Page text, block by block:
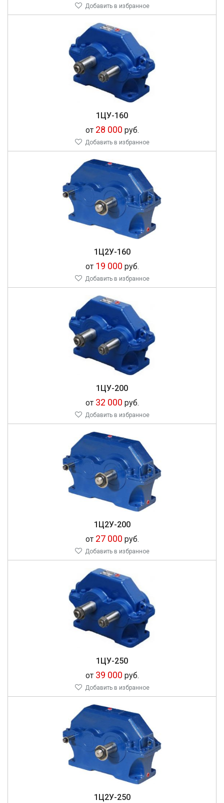
Добавить в избранное
1ЦУ-160
от 28 000 руб.
Добавить в избранное
1Ц2У-160
от 19 000 руб.
Добавить в избранное
1ЦУ-200
от 32 000 руб.
Добавить в избранное
1Ц2У-200
от 27 000 руб.
Добавить в избранное
1ЦУ-250
от 39 000 руб.
Добавить в избранное
1Ц2У-250